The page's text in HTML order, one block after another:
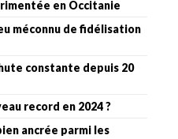
en Occitanie
méconnu de fidélisation
constante depuis 20
record en 2024 ?
ancrée parmi les